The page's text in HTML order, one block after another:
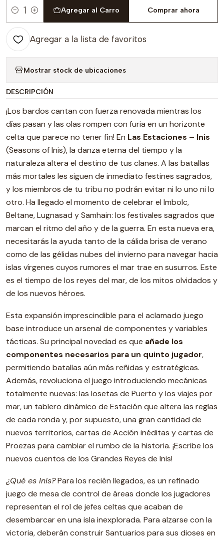
Cantidad
Agregar al Carro Comprar ahora
Agregar a la lista de favoritos
Mostrar stock de ubicaciones
DESCRIPCIÓN
¡Los bardos cantan con fuerza renovada mientras los
días pasan y las olas rompen con furia en un horizonte
celta que parece no tener fin! En Las Estaciones – Inis
(Seasons of Inis), la danza eterna del tiempo y la
naturaleza altera el destino de tus clanes. A las batallas
más mortales les siguen de inmediato festines sagrados,
y los miembros de tu tribu no podrán evitar ni lo uno ni lo
otro. Ha llegado el momento de celebrar el Imbolc,
Beltane, Lugnasad y Samhain: los festivales sagrados que
marcan el ritmo del año y de la guerra. En esta nueva era,
necesitarás la ayuda tanto de la cálida brisa de verano
como de las gélidas nubes del invierno para navegar hacia
islas vírgenes cuyos rumores el mar trae en susurros. Este
es el tiempo de los reyes del mar, de los mitos olvidados y
de los nuevos héroes.
Esta expansión imprescindible para el aclamado juego
base introduce un arsenal de componentes y variables
tácticas. Su principal novedad es que añade los
componentes necesarios para un quinto jugador,
permitiendo batallas aún más reñidas y estratégicas.
Además, revoluciona el juego introduciendo mecánicas
totalmente nuevas: las losetas de Puerto y los viajes por
mar, un tablero dinámico de Estación que altera las reglas
de cada ronda y, por supuesto, una gran cantidad de
nuevos territorios, cartas de Acción inéditas y cartas de
Proezas para cambiar el rumbo de la historia. ¡Escribe los
nuevos cuentos de los Grandes Reyes de Inis!
¿Qué es Inis?Para los recién llegados, es un refinado
juego de mesa de control de áreas donde los jugadores
representan el rol de jefes celtas que acaban de
desembarcar en una isla inexplorada. Para alzarse con la
victoria, deberán construir Santuarios para sus dioses en